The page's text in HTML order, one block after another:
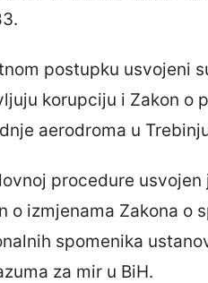
postupku usvojeni
korupciju i Zakon o
aerodroma u
procedure
o izmjenama Zakona o
spomenika
za mir u BiH.